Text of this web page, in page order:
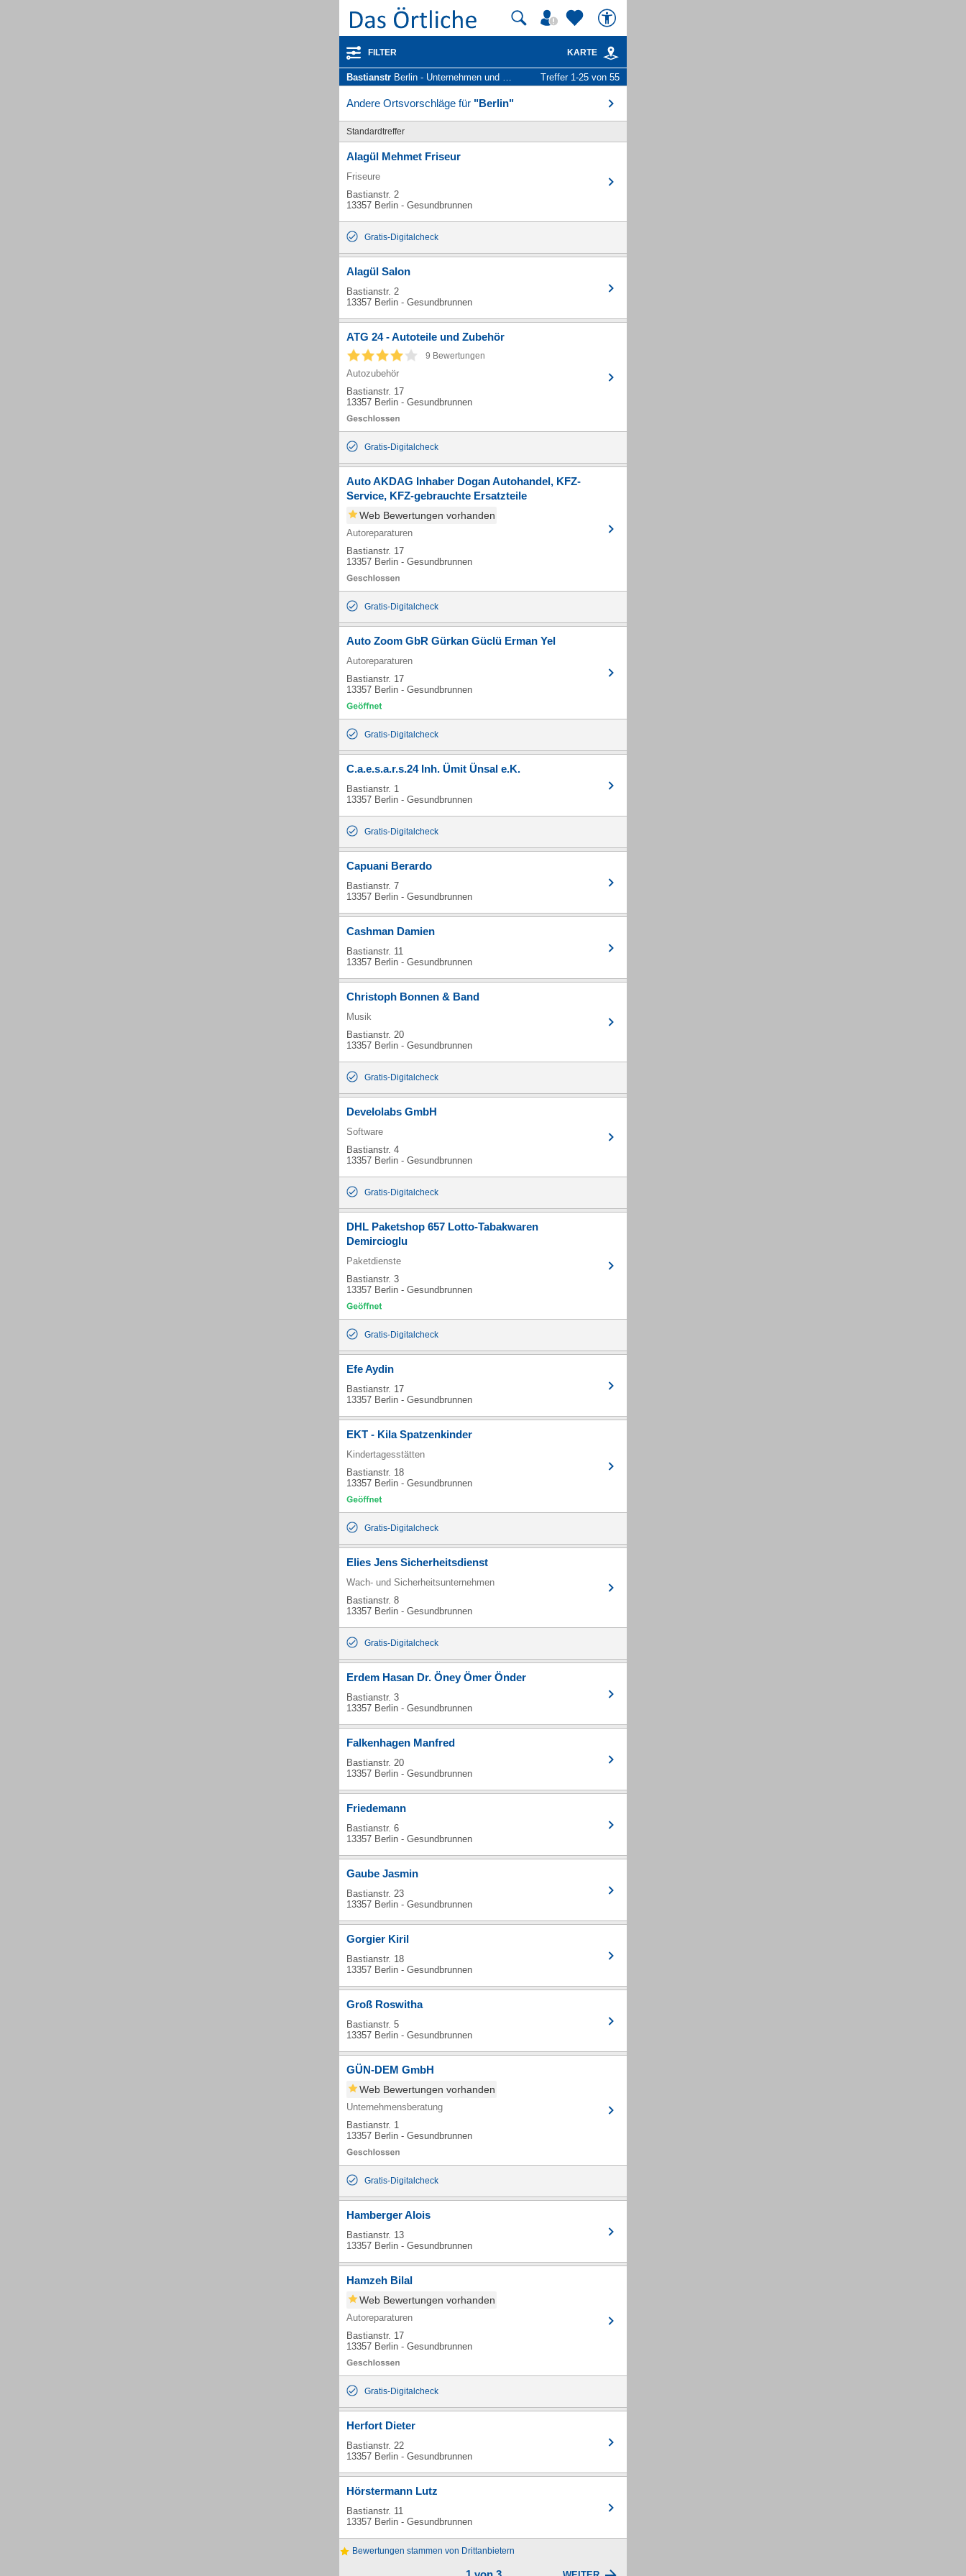
FILTER KARTE
Bastianstr Berlin - Unternehmen und Personen Treffer 1-25 von 55
Andere Ortsvorschläge für "Berlin"
Standardtreffer
Alagül Mehmet Friseur
Friseure
Bastianstr. 2
13357 Berlin - Gesundbrunnen
Gratis-Digitalcheck
Alagül Salon
Bastianstr. 2
13357 Berlin - Gesundbrunnen
ATG 24 - Autoteile und Zubehör
9 Bewertungen
Autozubehör
Bastianstr. 17
13357 Berlin - Gesundbrunnen
Gratis-Digitalcheck
Auto AKDAG Inhaber Dogan Autohandel, KFZ-
Service, KFZ-gebrauchte Ersatzteile
Web Bewertungen vorhanden
Autoreparaturen
Bastianstr. 17
13357 Berlin - Gesundbrunnen
Gratis-Digitalcheck
Auto Zoom GbR Gürkan Güclü Erman Yel
Autoreparaturen
Bastianstr. 17
13357 Berlin - Gesundbrunnen
Gratis-Digitalcheck
C.a.e.s.a.r.s.24 Inh. Ümit Ünsal e.K.
Bastianstr. 1
13357 Berlin - Gesundbrunnen
Gratis-Digitalcheck
Capuani Berardo
Bastianstr. 7
13357 Berlin - Gesundbrunnen
Cashman Damien
Bastianstr. 11
13357 Berlin - Gesundbrunnen
Christoph Bonnen & Band
Musik
Bastianstr. 20
13357 Berlin - Gesundbrunnen
Gratis-Digitalcheck
Develolabs GmbH
Software
Bastianstr. 4
13357 Berlin - Gesundbrunnen
Gratis-Digitalcheck
DHL Paketshop 657 Lotto-Tabakwaren
Demircioglu
Paketdienste
Bastianstr. 3
13357 Berlin - Gesundbrunnen
Gratis-Digitalcheck
Efe Aydin
Bastianstr. 17
13357 Berlin - Gesundbrunnen
EKT - Kila Spatzenkinder
Kindertagesstätten
Bastianstr. 18
13357 Berlin - Gesundbrunnen
Gratis-Digitalcheck
Elies Jens Sicherheitsdienst
Wach- und Sicherheitsunternehmen
Bastianstr. 8
13357 Berlin - Gesundbrunnen
Gratis-Digitalcheck
Erdem Hasan Dr. Öney Ömer Önder
Bastianstr. 3
13357 Berlin - Gesundbrunnen
Falkenhagen Manfred
Bastianstr. 20
13357 Berlin - Gesundbrunnen
Friedemann
Bastianstr. 6
13357 Berlin - Gesundbrunnen
Gaube Jasmin
Bastianstr. 23
13357 Berlin - Gesundbrunnen
Gorgier Kiril
Bastianstr. 18
13357 Berlin - Gesundbrunnen
Groß Roswitha
Bastianstr. 5
13357 Berlin - Gesundbrunnen
GÜN-DEM GmbH
Web Bewertungen vorhanden
Unternehmensberatung
Bastianstr. 1
13357 Berlin - Gesundbrunnen
Gratis-Digitalcheck
Hamberger Alois
Bastianstr. 13
13357 Berlin - Gesundbrunnen
Hamzeh Bilal
Web Bewertungen vorhanden
Autoreparaturen
Bastianstr. 17
13357 Berlin - Gesundbrunnen
Gratis-Digitalcheck
Herfort Dieter
Bastianstr. 22
13357 Berlin - Gesundbrunnen
Hörstermann Lutz
Bastianstr. 11
13357 Berlin - Gesundbrunnen
Bewertungen stammen von Drittanbietern